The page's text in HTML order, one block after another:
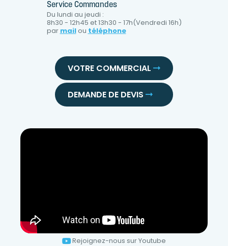
Service Commandes
Du lundi au jeudi :
8h30 - 12h45 et 13h30 - 17h(Vendredi 16h)
par mailou téléphone
VOTRE COMMERCIAL
DEMANDE DE DEVIS
Rejoignez-nous sur Youtube